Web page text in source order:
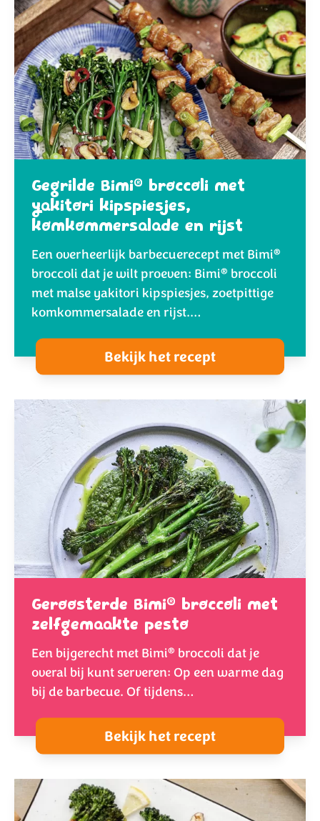
Gegrilde Bimi® broccoli met
yakitori kipspiesjes,
komkommersalade en rijst
Een overheerlijk barbecuerecept met Bimi®
broccoli dat je wilt proeven: Bimi® broccoli
met malse yakitori kipspiesjes, zoetpittige
komkommersalade en rijst.…
Bekijk het recept
Geroosterde Bimi® broccoli met
zelfgemaakte pesto
Een bijgerecht met Bimi® broccoli dat je
overal bij kunt serveren: Op een warme dag
bij de barbecue. Of tijdens…
Bekijk het recept